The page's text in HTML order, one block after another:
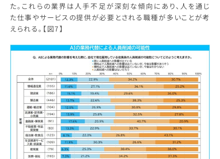
た。これらの業界は人手不足が深刻な傾向にあり、人を通じ
た仕事やサービスの提供が必要とされる職種が多いことが考
えられる。【図7】